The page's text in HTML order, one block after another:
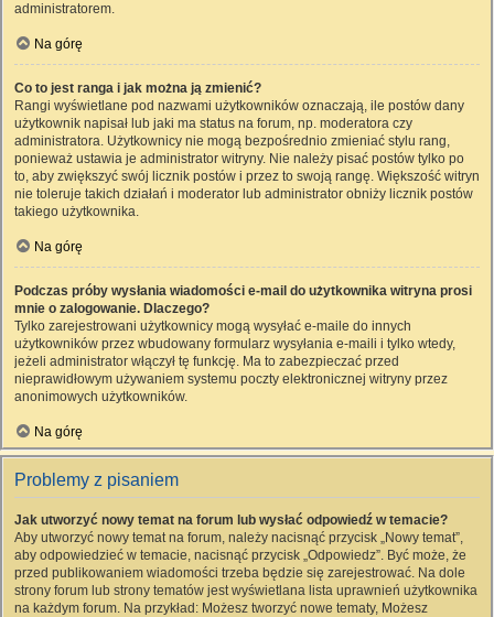
administratorem.
Na górę
Co to jest ranga i jak można ją zmienić?
Rangi wyświetlane pod nazwami użytkowników oznaczają, ile postów dany
użytkownik napisał lub jaki ma status na forum, np. moderatora czy
administratora. Użytkownicy nie mogą bezpośrednio zmieniać stylu rang,
ponieważ ustawia je administrator witryny. Nie należy pisać postów tylko po
to, aby zwiększyć swój licznik postów i przez to swoją rangę. Większość witryn
nie toleruje takich działań i moderator lub administrator obniży licznik postów
takiego użytkownika.
Na górę
Podczas próby wysłania wiadomości e-mail do użytkownika witryna prosi
mnie o zalogowanie. Dlaczego?
Tylko zarejestrowani użytkownicy mogą wysyłać e-maile do innych
użytkowników przez wbudowany formularz wysyłania e-maili i tylko wtedy,
jeżeli administrator włączył tę funkcję. Ma to zabezpieczać przed
nieprawidłowym używaniem systemu poczty elektronicznej witryny przez
anonimowych użytkowników.
Na górę
Problemy z pisaniem
Jak utworzyć nowy temat na forum lub wysłać odpowiedź w temacie?
Aby utworzyć nowy temat na forum, należy nacisnąć przycisk „Nowy temat”,
aby odpowiedzieć w temacie, nacisnąć przycisk „Odpowiedz”. Być może, że
przed publikowaniem wiadomości trzeba będzie się zarejestrować. Na dole
strony forum lub strony tematów jest wyświetlana lista uprawnień użytkownika
na każdym forum. Na przykład: Możesz tworzyć nowe tematy, Możesz